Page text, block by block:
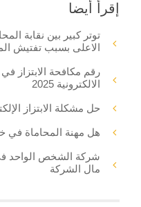
إقرأ أيضا
توتر كبير بين نقابة
الاعلى بسبب تفتيش
رقم مكافحة الابتزاز في
الالكترونية 2025
حل مشكلة الابتزاز
هل مهنة المحاماة في
شركة الشخص الواحد
مال الشركة